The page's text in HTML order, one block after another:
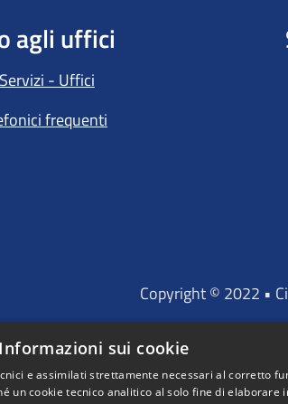
agli uffici
- Uffici
frequenti
Copyright © 2022 •
"Portale
Informazioni sui cookie
e assimilati strettamente necessari al corretto
un cookie tecnico analitico al solo fine di elaborare